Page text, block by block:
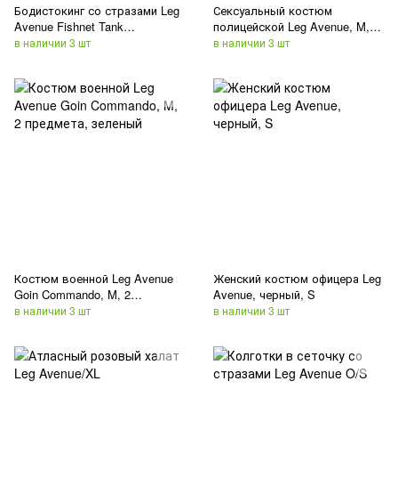
Бодистокинг со стразами Leg
Avenue Fishnet Tank
Bodystocking, с открытым
в наличии 3 шт
Сексуальный костюм
полицейской Leg Avenue, M, 4
предмета, черный
в наличии 3 шт
Костюм военной Leg Avenue
Goin Commando, M, 2
предмета, зеленый
в наличии 3 шт
Женский костюм офицера Leg
Avenue, черный, S
в наличии 3 шт